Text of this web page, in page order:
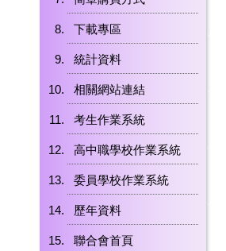
下載專區
統計資料
相關網站連結
考生作業系統
高中職學校作業系統
委員學校作業系統
歷年資料
聯合會首頁